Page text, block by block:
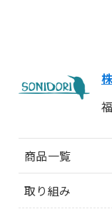
商品一覧
取り組み